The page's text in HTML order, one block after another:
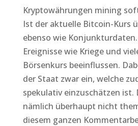
Kryptowährungen mining
Ist der aktuelle Bitcoin-Kurs
ebenso wie
Ereignisse wie Kriege und
Börsenkurs beeinflussen.
der Staat zwar ein, welche
spekulativ einzuschätzen ist.
nämlich überhaupt nicht
diesem ganzen